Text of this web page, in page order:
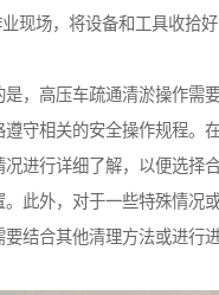
现场，将设备和工具收拾
是，高压车疏通清淤操作需
守相关的安全操作规程。
况进行详细了解，以便选择
。此外，对于一些特殊情况
要结合其他清理方法或进行